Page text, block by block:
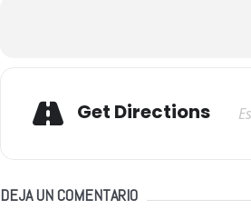
Get Directions
DEJA UN COMENTARIO